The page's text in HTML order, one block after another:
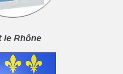
le Rhône